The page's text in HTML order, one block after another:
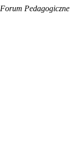
Forum Pedagogiczne